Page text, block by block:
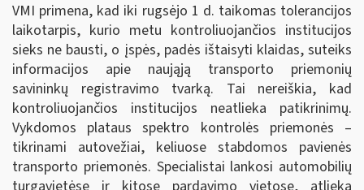
VMI primena, kad iki rugsėjo 1 d. taikomas tolerancijos
laikotarpis, kurio metu kontroliuojančios institucijos
sieks ne bausti, o įspės, padės ištaisyti klaidas, suteiks
informacijos apie naująją transporto priemonių
savininkų registravimo tvarką. Tai nereiškia, kad
kontroliuojančios institucijos neatlieka patikrinimų.
Vykdomos plataus spektro kontrolės priemonės –
tikrinami autovežiai, keliuose stabdomos pavienės
transporto priemonės. Specialistai lankosi automobilių